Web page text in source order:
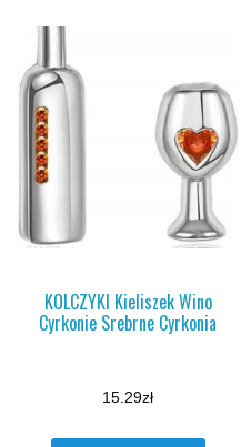
KOLCZYKI Kieliszek Wino
Cyrkonie Srebrne Cyrkonia
15.29zł